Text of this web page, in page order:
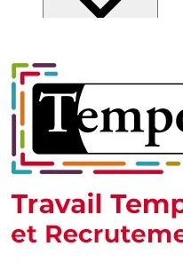
Conseils généraux